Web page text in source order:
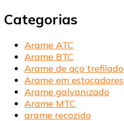
Categorias
Arame ATC
Arame BTC
Arame de aço trefilado
Arame em estocadores
Arame galvanizado
Arame MTC
arame recozido